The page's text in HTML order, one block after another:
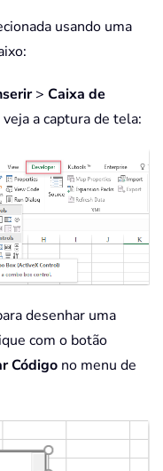
usando uma
> Caixa de
veja a captura de tela:
desenhar uma
com o botão
Código no menu de